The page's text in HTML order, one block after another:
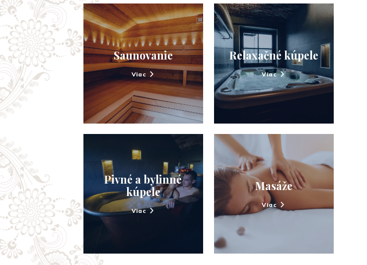
Saunovanie
Viac
Relaxačné kúpele
Viac
Pivné a bylinné
kúpele
Viac
Masáže
Viac